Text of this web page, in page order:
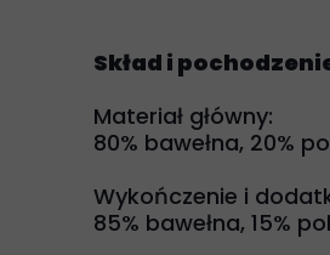
Skład i
Materiał główny:
80% bawełna, 20%
Wykończenie i
85% bawełna, 15%